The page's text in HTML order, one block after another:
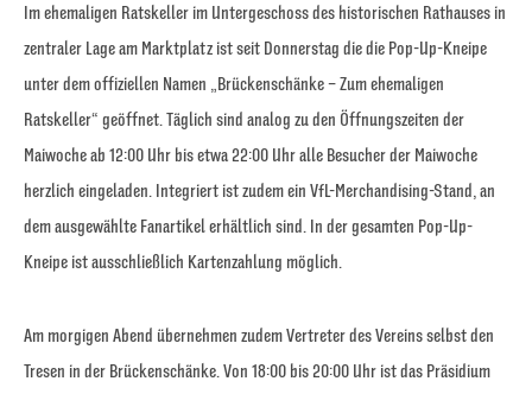
Im ehemaligen Ratskeller im Untergeschoss des historischen Rathauses in
zentraler Lage am Marktplatz ist seit Donnerstag die die Pop-Up-Kneipe
unter dem offiziellen Namen „Brückenschänke – Zum ehemaligen
Ratskeller“ geöffnet. Täglich sind analog zu den Öffnungszeiten der
Maiwoche ab 12:00 Uhr bis etwa 22:00 Uhr alle Besucher der Maiwoche
herzlich eingeladen. Integriert ist zudem ein VfL-Merchandising-Stand, an
dem ausgewählte Fanartikel erhältlich sind. In der gesamten Pop-Up-
Kneipe ist ausschließlich Kartenzahlung möglich.
Am morgigen Abend übernehmen zudem Vertreter des Vereins selbst den
Tresen in der Brückenschänke. Von 18:00 bis 20:00 Uhr ist das Präsidium